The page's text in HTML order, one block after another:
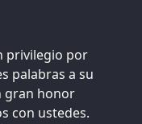
privilegio por
palabras a su
gran honor
con ustedes.